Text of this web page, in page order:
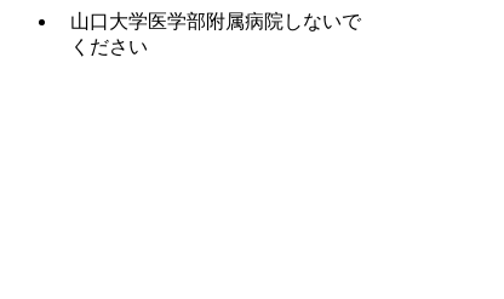
山口大学医学部附属病院しないで
ください